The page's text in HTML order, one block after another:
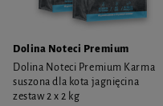
Dolina Noteci Premium
Dolina Noteci Premium Karma
suszona dla kota jagnięcina
zestaw 2 x 2 kg